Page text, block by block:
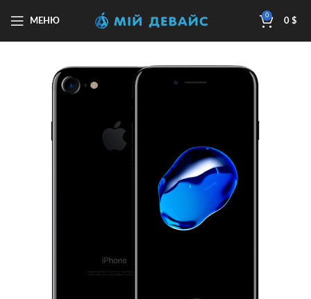
МЕНЮ
0
0 $